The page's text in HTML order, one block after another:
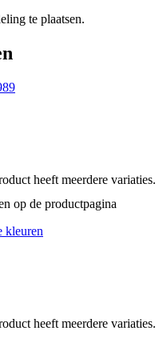
te plaatsen.
heeft meerdere variaties.
op de productpagina
heeft meerdere variaties.